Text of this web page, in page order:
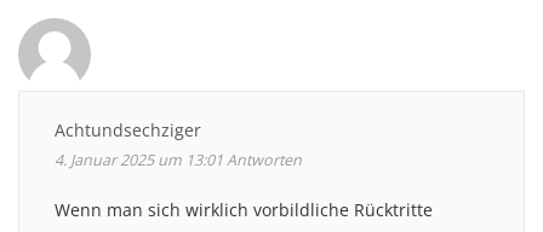
Achtundsechziger
4. Januar 2025 um 13:01Antworten
Wenn man sich wirklich vorbildliche Rücktritte